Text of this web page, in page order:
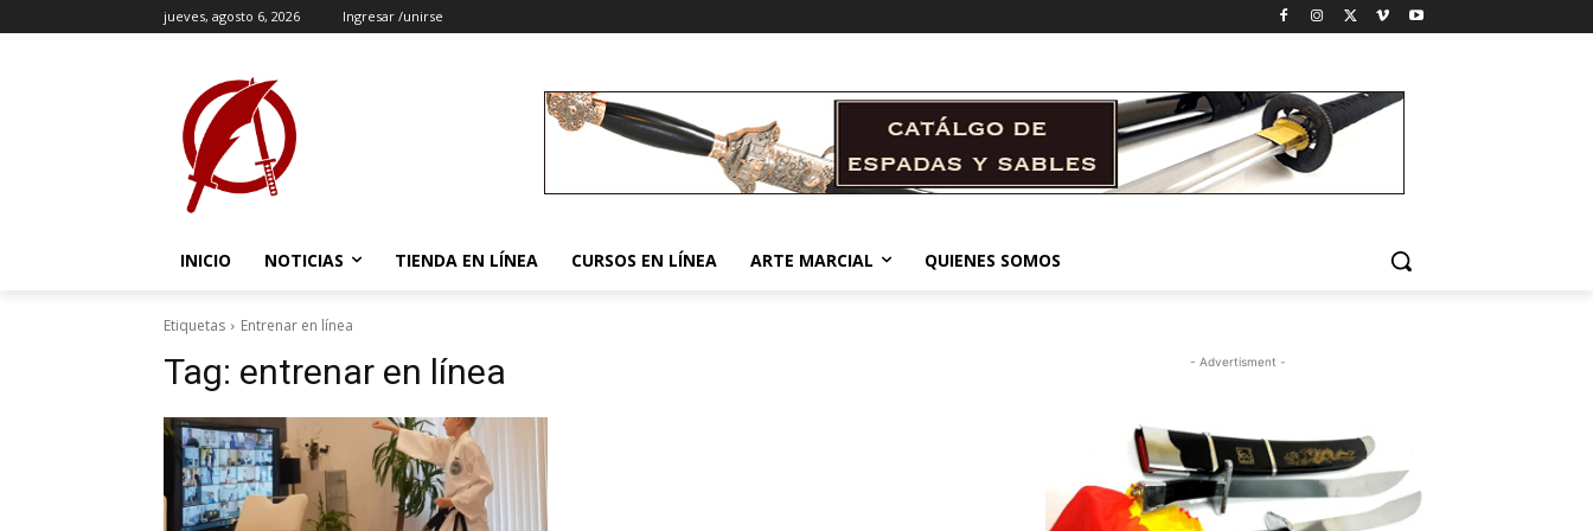
jueves, agosto 6, 2026 Ingresar /unirse
INICIO NOTICIAS TIENDA EN LÍNEA CURSOS EN LÍNEA ARTE MARCIAL QUIENES SOMOS
Etiquetas Entrenar en línea
Tag: entrenar en línea - Advertisment -